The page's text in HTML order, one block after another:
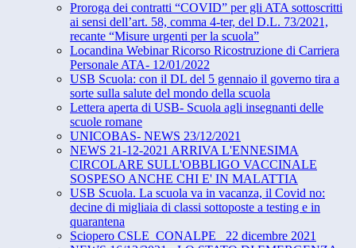
Proroga dei contratti “COVID” per gli ATA sottoscritti
ai sensi dell’art. 58, comma 4-ter, del D.L. 73/2021,
recante “Misure urgenti per la scuola”
Locandina Webinar Ricorso Ricostruzione di Carriera
Personale ATA- 12/01/2022
USB Scuola: con il DL del 5 gennaio il governo tira a
sorte sulla salute del mondo della scuola
Lettera aperta di USB- Scuola agli insegnanti delle
scuole romane
UNICOBAS- NEWS 23/12/2021
NEWS 21-12-2021 ARRIVA L'ENNESIMA
CIRCOLARE SULL'OBBLIGO VACCINALE
SOSPESO ANCHE CHI E' IN MALATTIA
USB Scuola. La scuola va in vacanza, il Covid no:
decine di migliaia di classi sottoposte a testing e in
quarantena
Sciopero CSLE_CONALPE_ 22 dicembre 2021